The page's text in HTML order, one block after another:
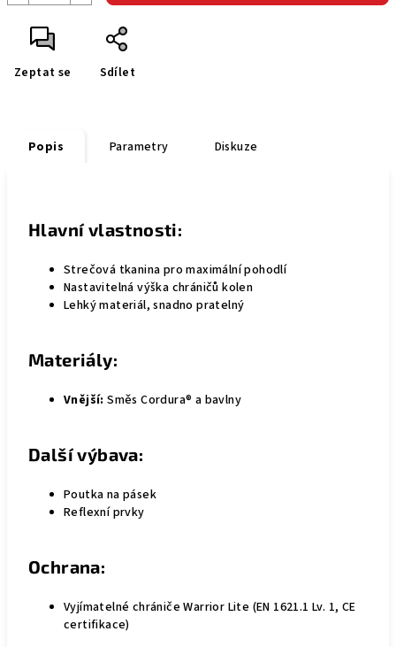
Zeptat se Sdílet
Popis Parametry Diskuze
Hlavní vlastnosti:
Strečová tkanina pro maximální pohodlí
Nastavitelná výška chráničů kolen
Lehký materiál, snadno pratelný
Materiály:
Vnější: Směs Cordura® a bavlny
Další výbava:
Poutka na pásek
Reflexní prvky
Ochrana:
Vyjímatelné chrániče Warrior Lite (EN 1621.1 Lv. 1, CE
certifikace)